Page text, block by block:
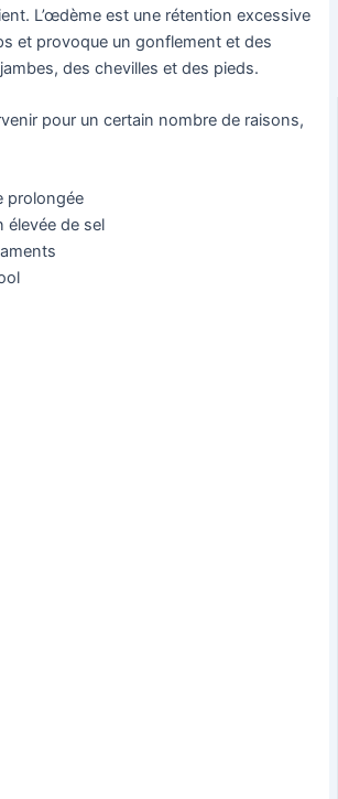
L’œdème est une rétention excessive
et provoque un gonflement et des
des chevilles et des pieds.
pour un certain nombre de raisons,
prolongée
élevée de sel